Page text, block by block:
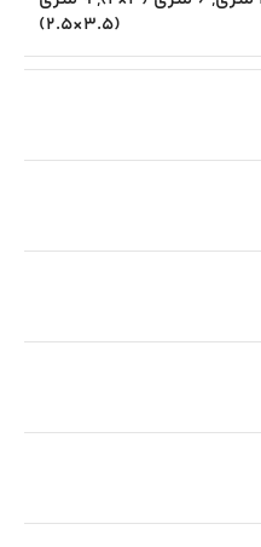
(3.5×2.5)